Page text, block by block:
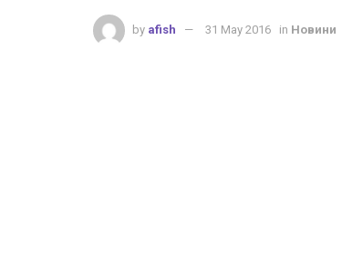
by afish 31 May 2016 in Новини